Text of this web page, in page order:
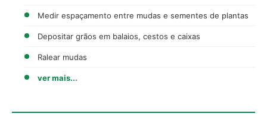
Medir espaçamento entre mudas e sementes de plantas
Depositar grãos em balaios, cestos e caixas
Ralear mudas
ver mais...